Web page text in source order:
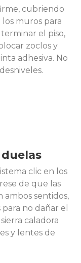
cubriendo
muros para
el piso,
zoclos y
adhesiva. No
clic en los
de que las
ambos sentidos,
no dañar el
caladora
y lentes de